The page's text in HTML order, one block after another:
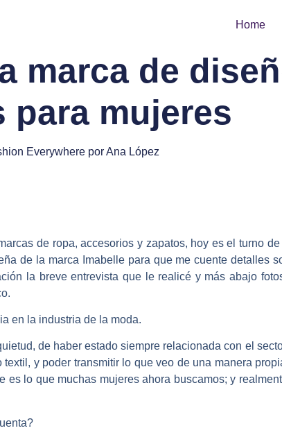
Home
marca de
para mujeres
Everywhere por Ana López
de ropa, accesorios y zapatos, hoy es el turno
de la marca Imabelle para que me cuente detalles
la breve entrevista que le realicé y más abajo
en la industria de la moda.
de haber estado siempre relacionada con el
y poder transmitir lo que veo de una manera
lo que muchas mujeres ahora buscamos; y